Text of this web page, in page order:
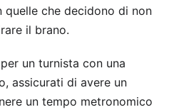
quelle che decidono di non
il brano.
un turnista con una
assicurati di avere un
un tempo metronomico